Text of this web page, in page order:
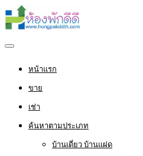
หน้าแรก
ขาย
เช่า
ค้นหาตามประเภท
บ้านเดี่ยว บ้านแฝด